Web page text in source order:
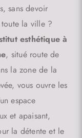
sans devoir
toute la ville ?
esthétique à
, situé route de
la zone de la
vous ouvre les
espace
et apaisant,
la détente et le